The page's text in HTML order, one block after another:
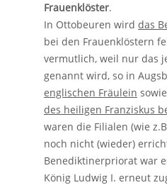
Frauenklöster.
In Ottobeuren wird das
bei den Frauenklöstern
vermutlich, weil nur das
genannt wird, so in
englischen Fräulein
des heiligen Franziskus
waren die Filialen (wie
noch nicht (wieder)
Benediktinerpriorat war
König Ludwig I. erneut